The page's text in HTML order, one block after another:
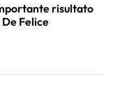
risultato
Felice